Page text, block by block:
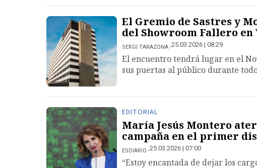
El Gremio de Sastres y
del Showroom Fallero en
SERGI TARAZONA 25.03.2026 | 08:29
El encuentro tendrá lugar en el
sus puertas al público durante
EDITORIAL
María Jesús Montero
campaña en el primer
ESDIARIO 25.03.2026 | 07:00
“Estoy encantada de dejar los